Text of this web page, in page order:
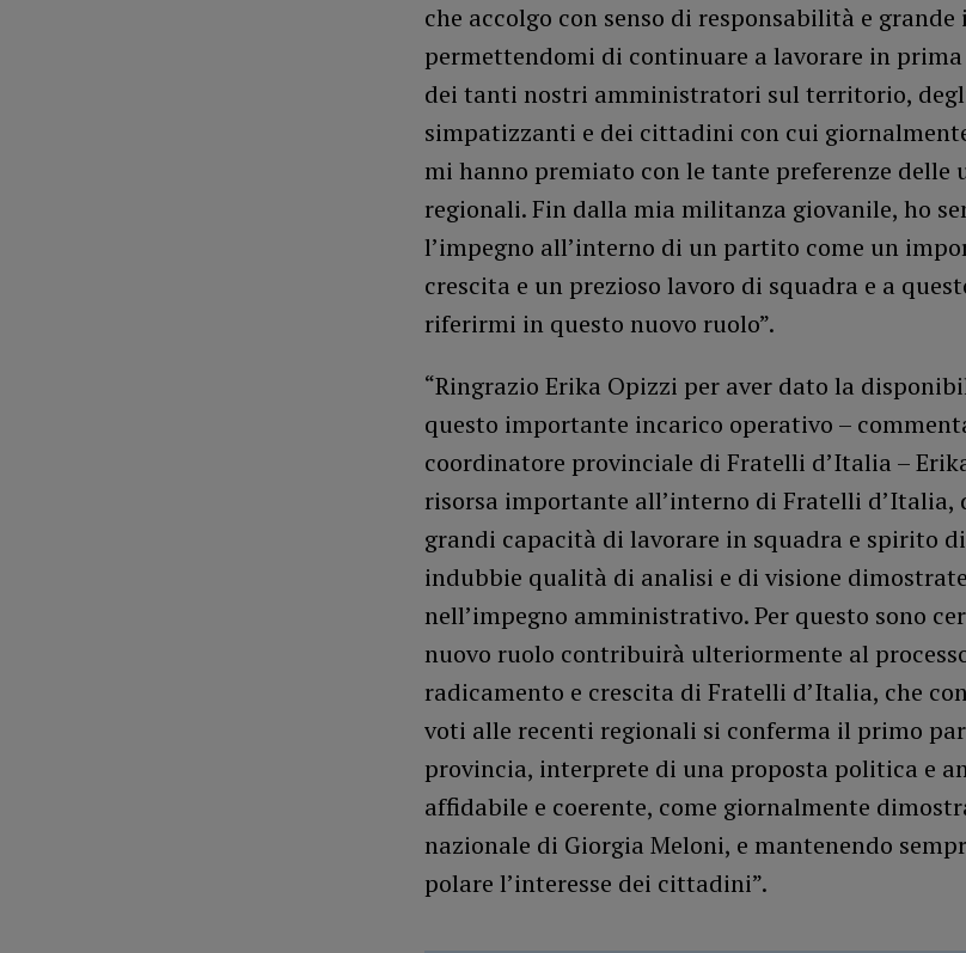
che accolgo con senso di responsabilità e grande
permettendomi di continuare a lavorare in
dei tanti nostri amministratori sul territorio,
simpatizzanti e dei cittadini con cui
mi hanno premiato con le tante preferenze delle
regionali. Fin dalla mia militanza giovanile, ho
l’impegno all’interno di un partito come un
crescita e un prezioso lavoro di squadra e a
riferirmi in questo nuovo ruolo”.
“Ringrazio Erika Opizzi per aver dato la
questo importante incarico operativo –
coordinatore provinciale di Fratelli d’Italia –
risorsa importante all’interno di Fratelli d’Italia,
grandi capacità di lavorare in squadra e spirito
indubbie qualità di analisi e di visione
nell’impegno amministrativo. Per questo sono
nuovo ruolo contribuirà ulteriormente al
radicamento e crescita di Fratelli d’Italia, che
voti alle recenti regionali si conferma il primo
provincia, interprete di una proposta politica e
affidabile e coerente, come giornalmente
nazionale di Giorgia Meloni, e mantenendo
polare l’interesse dei cittadini”.